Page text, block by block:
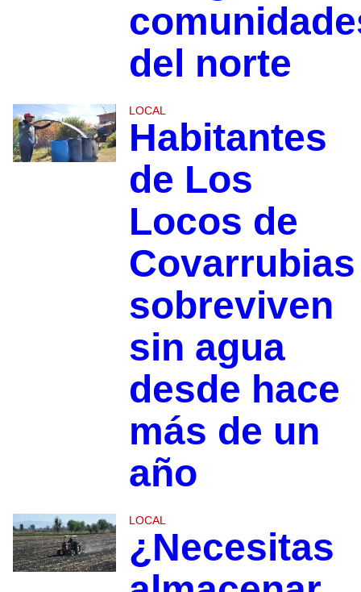
del norte
LOCAL
Habitantes
de Los
Locos de
Covarrubias
sobreviven
sin agua
desde hace
más de un
año
LOCAL
¿Necesitas